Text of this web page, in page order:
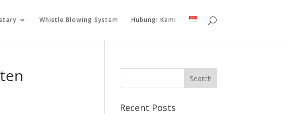
Whistle Blowing System Hubungi Kami
Recent Posts